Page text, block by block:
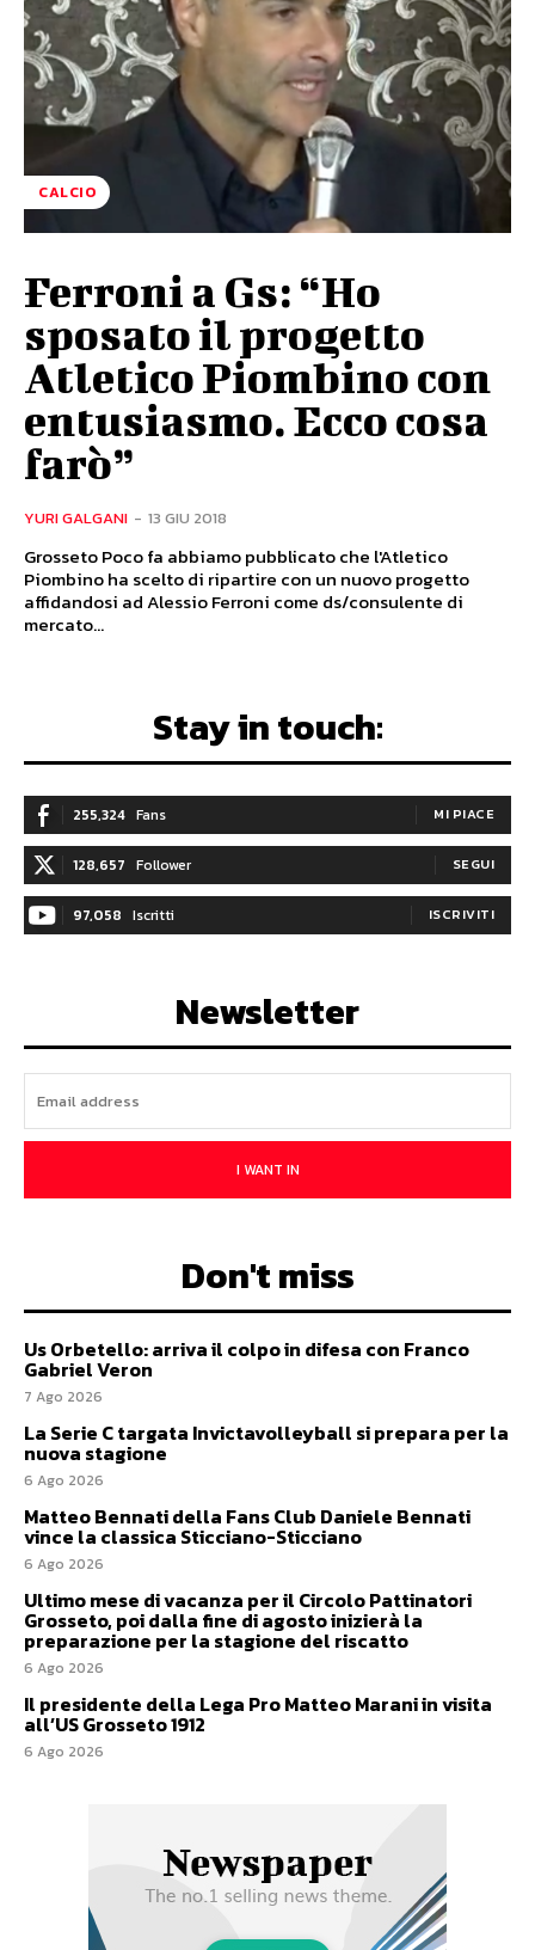
CALCIO
Ferroni a Gs: “Ho
sposato il progetto
Atletico Piombino con
entusiasmo. Ecco cosa
farò”
YURI GALGANI - 13 GIU 2018
Grosseto Poco fa abbiamo pubblicato che l'Atletico
Piombino ha scelto di ripartire con un nuovo progetto
affidandosi ad Alessio Ferroni come ds/consulente di
mercato...
Stay in touch:
255,324 Fans MI PIACE
128,657 Follower SEGUI
97,058 Iscritti ISCRIVITI
Newsletter
I WANT IN
Don't miss
Us Orbetello: arriva il colpo in difesa con Franco
Gabriel Veron
7 Ago 2026
La Serie C targata Invictavolleyball si prepara per la
nuova stagione
6 Ago 2026
Matteo Bennati della Fans Club Daniele Bennati
vince la classica Sticciano-Sticciano
6 Ago 2026
Ultimo mese di vacanza per il Circolo Pattinatori
Grosseto, poi dalla fine di agosto inizierà la
preparazione per la stagione del riscatto
6 Ago 2026
Il presidente della Lega Pro Matteo Marani in visita
all’US Grosseto 1912
6 Ago 2026